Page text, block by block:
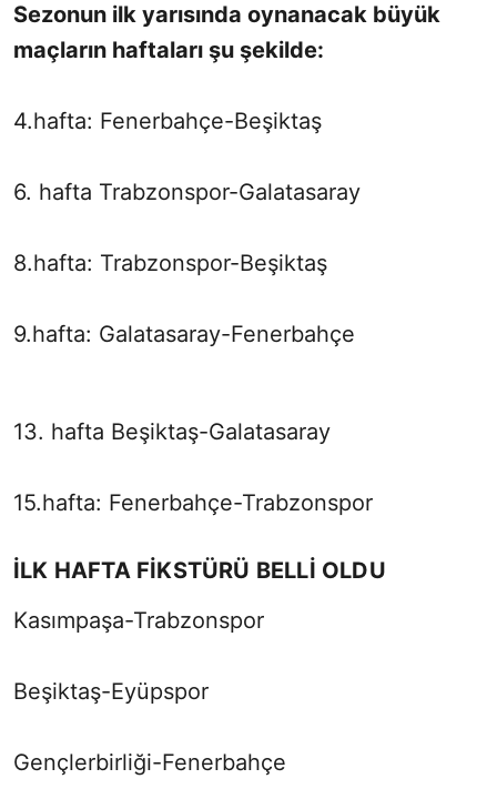
Sezonun ilk yarısında oynanacak büyük
maçların haftaları şu şekilde:
4.hafta: Fenerbahçe-Beşiktaş
6. hafta Trabzonspor-Galatasaray
8.hafta: Trabzonspor-Beşiktaş
9.hafta: Galatasaray-Fenerbahçe
13. hafta Beşiktaş-Galatasaray
15.hafta: Fenerbahçe-Trabzonspor
İLK HAFTA FİKSTÜRÜ BELLİ OLDU
Kasımpaşa-Trabzonspor
Beşiktaş-Eyüpspor
Gençlerbirliği-Fenerbahçe